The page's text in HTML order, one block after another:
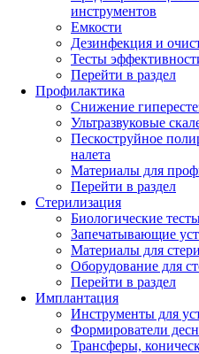
инструментов
Емкости
Дезинфекция и
Тесты
Перейти в раздел
Профилактика
Снижение
Ультразвуковые
Пескоструйное
налета
Материалы для
Перейти в раздел
Стерилизация
Биологические
Запечатывающие
Материалы для
Оборудование для
Перейти в раздел
Имплантация
Инструменты для
Формирователи
Трансферы,